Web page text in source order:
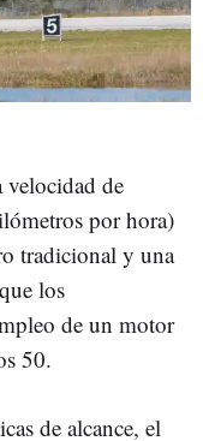
velocidad de
por hora)
tradicional y una
los
de un motor
50.
de alcance, el